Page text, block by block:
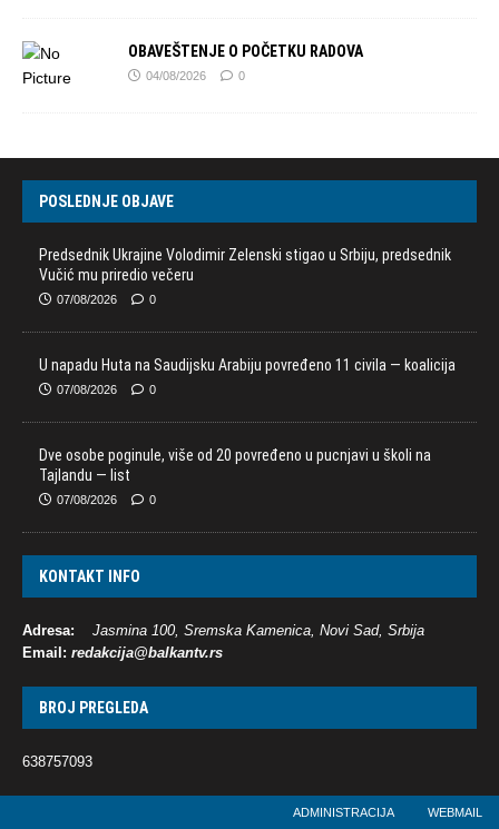
OBAVEŠTENJE O POČETKU RADOVA
04/08/2026 0
POSLEDNJE OBJAVE
Predsednik Ukrajine Volodimir Zelenski stigao u Srbiju, predsednik
Vučić mu priredio večeru
07/08/2026 0
U napadu Huta na Saudijsku Arabiju povređeno 11 civila — koalicija
07/08/2026 0
Dve osobe poginule, više od 20 povređeno u pucnjavi u školi na
Tajlandu — list
07/08/2026 0
KONTAKT INFO
Adresa:
Jasmina 100, Sremska Kamenica, Novi Sad, Srbija
Email: redakcija@balkantv.rs
BROJ PREGLEDA
638757093
ADMINISTRACIJA WEBMAIL